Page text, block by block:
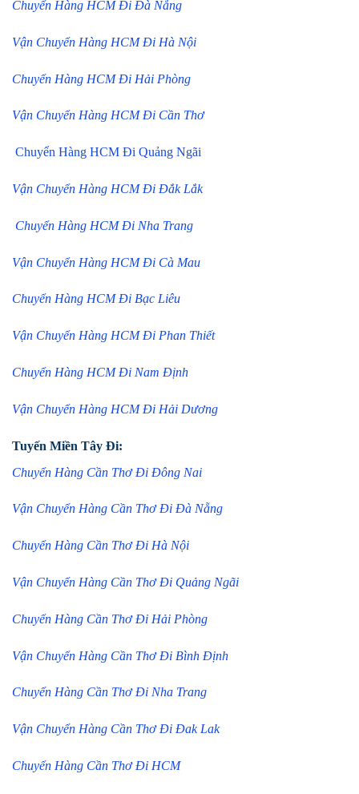
Chuyển Hàng HCM Đi Đà Nẵng
Vận Chuyển Hàng HCM Đi Hà Nội
Chuyển Hàng HCM Đi Hải Phòng
Vận Chuyển Hàng HCM Đi Cần Thơ
Chuyển Hàng HCM Đi Quảng Ngãi
Vận Chuyển Hàng HCM Đi Đắk Lắk
Chuyển Hàng HCM Đi Nha Trang
Vận Chuyển Hàng HCM Đi Cà Mau
Chuyển Hàng HCM Đi Bạc Liêu
Vận Chuyển Hàng HCM Đi Phan Thiết
Chuyển Hàng HCM Đi Nam Định
Vận Chuyển Hàng HCM Đi Hải Dương
Tuyến Miền Tây Đi:
Chuyển Hàng Cần Thơ Đi Đông Nai
Vận Chuyển Hàng Cần Thơ Đi Đà Nẵng
Chuyển Hàng Cần Thơ Đi Hà Nội
Vận Chuyển Hàng Cần Thơ Đi Quảng Ngãi
Chuyển Hàng Cần Thơ Đi Hải Phòng
Vận Chuyển Hàng Cần Thơ Đi Bình Định
Chuyển Hàng Cần Thơ Đi Nha Trang
Vận Chuyển Hàng Cần Thơ Đi Đak Lak
Chuyển Hàng Cần Thơ Đi HCM